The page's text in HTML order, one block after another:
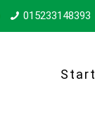
015233148393
Start